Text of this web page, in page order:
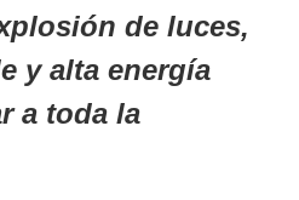
de luces,
y alta energía
a toda la